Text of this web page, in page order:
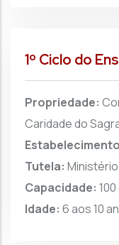
1º Ciclo do
Propriedade:
Caridade do
Tutela:
Capacidade:
Idade: 6 aos 10